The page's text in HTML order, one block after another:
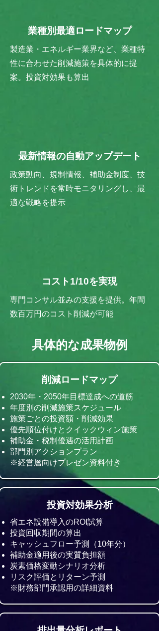
業種別最適ロードマップ
製造業・エネルギー業界など、業種特
性に合わせた削減施策を具体的に提
案。投資対効果も算出
最新情報の自動アップデート
政策動向、規制情報、補助金制度、技
術トレンドを常時モニタリングし、最
適な戦略を提示
コスト1/10を実現
専門コンサル並みの支援を提供。年間
数百万円のコスト削減が可能
具体的な成果物例
削減ロードマップ
2030年・2050年目標達成への道筋
年度別の削減施策スケジュール
施策ごとの投資額・削減効果
優先順位付けとクイックウィン施策
補助金・税制優遇の活用計画
部門別アクションプラン
※経営層向けプレゼン資料付き
投資対効果分析
省エネ設備導入のROI試算
投資回収期間の算出
キャッシュフロー予測（10年分）
補助金適用後の実質負担額
炭素価格変動シナリオ分析
リスク評価とリターン予測
※財務部門承認用の詳細資料